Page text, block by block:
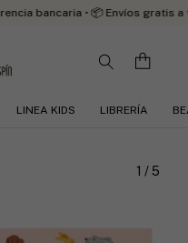
bancaria • 📦 Envíos gratis
LINEA KIDS LIBRERÍA
1 /5